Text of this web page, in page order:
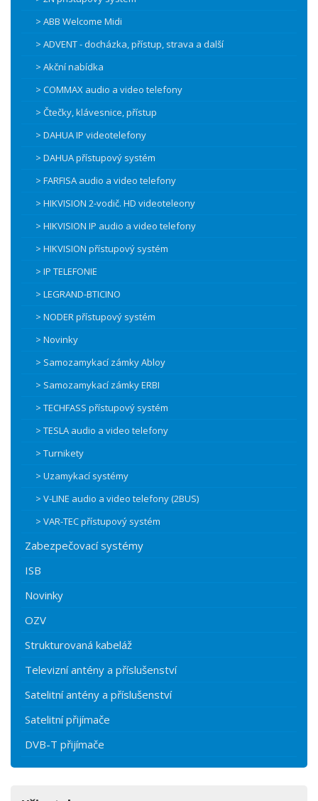
> ABB Welcome Midi
> ADVENT - docházka, přístup, strava a další
> Akční nabídka
> COMMAX audio a video telefony
> Čtečky, klávesnice, přístup
> DAHUA IP videotelefony
> DAHUA přístupový systém
> FARFISA audio a video telefony
> HIKVISION 2-vodič. HD videoteleony
> HIKVISION IP audio a video telefony
> HIKVISION přístupový systém
> IP TELEFONIE
> LEGRAND-BTICINO
> NODER přístupový systém
> Novinky
> Samozamykací zámky Abloy
> Samozamykací zámky ERBI
> TECHFASS přístupový systém
> TESLA audio a video telefony
> Turnikety
> Uzamykací systémy
> V-LINE audio a video telefony (2BUS)
> VAR-TEC přístupový systém
Zabezpečovací systémy
ISB
Novinky
OZV
Strukturovaná kabeláž
Televizní antény a příslušenství
Satelitní antény a příslušenství
Satelitní přijímače
DVB-T přijímače